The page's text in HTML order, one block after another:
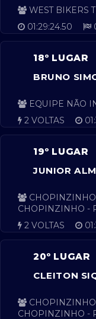
WEST BIKERS
01:29:24.50
18º LUGAR
BRUNO
EQUIPE NÃO
2 VOLTAS
19º LUGAR
JUNIOR
CHOPINZINHO -
2 VOLTAS
20º LUGAR
CLEITON
CHOPINZINHO -